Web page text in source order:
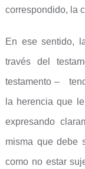
correspondido, la
En ese sentido,
través del
testamento –
la herencia que
expresando
misma que debe
como no estar